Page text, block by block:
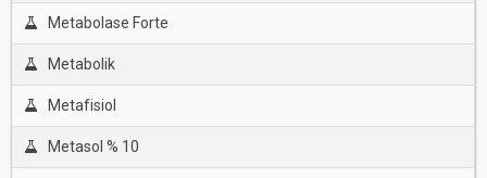
Metabolase Forte
Metabolik
Metafisiol
Metasol % 10